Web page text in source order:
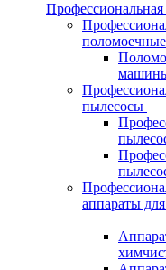
Профессиональная
пылесосы
аппараты